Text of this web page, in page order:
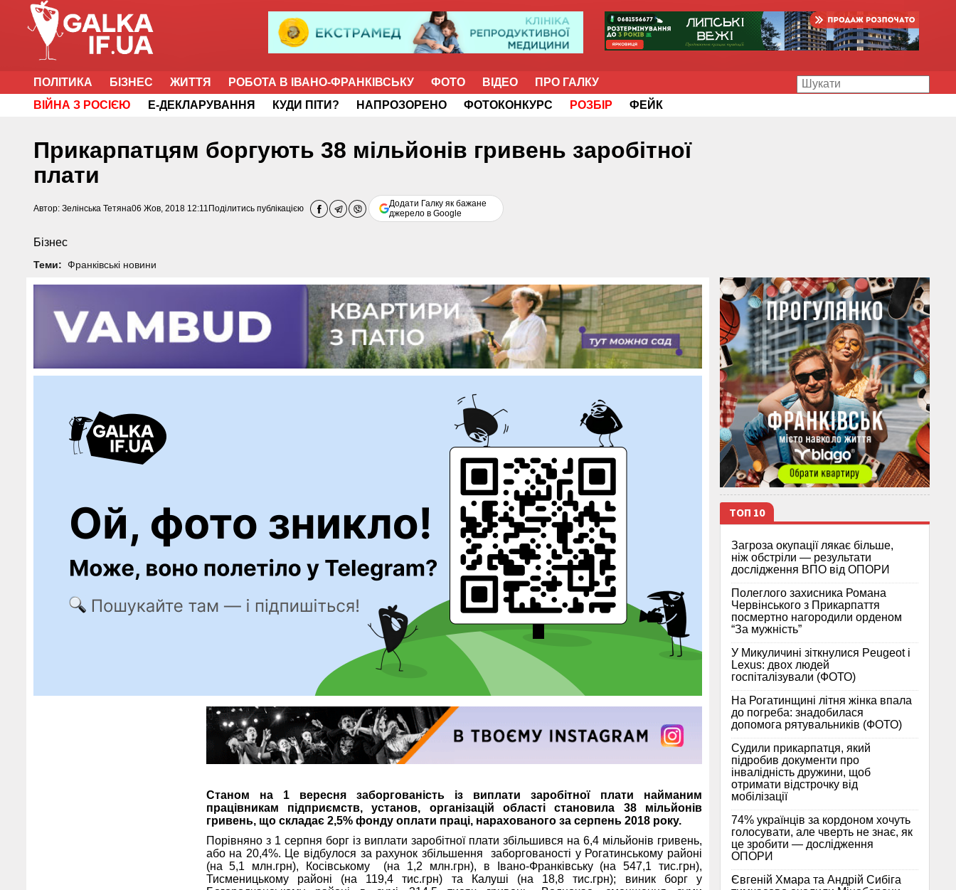
ПОЛІТИКА БІЗНЕС ЖИТТЯ РОБОТА В ІВАНО-ФРАНКІВСЬКУ ФОТО ВІДЕО
ПРО ГАЛКУ
ВІЙНА З РОСІЄЮ
Е-ДЕКЛАРУВАННЯ КУДИ ПІТИ? НАПРОЗОРЕНО ФОТОКОНКУРС РОЗБІР ФЕЙК
Прикарпатцям боргують 38 мільйонів гривень заробітної
плати
Автор: Зелінська Тетяна06 Жов, 2018 12:11 Поділитись публікацією
Додати Галку як бажане
джерело в Google
Бізнес
Теми: Франківські новини
Станом на 1 вересня заборгованість із виплати заробітної плати найманим
працівникам підприємств, установ, організацій області становила 38 мільйонів
гривень, що складає 2,5% фонду оплати праці, нарахованого за серпень 2018 року.
Порівняно з 1 серпня борг із виплати заробітної плати збільшився на 6,4 мільйонів гривень,
або на 20,4%. Це відбулося за рахунок збільшення заборгованості у Рогатинському районі
(на 5,1 млн.грн), Косівському (на 1,2 млн.грн), в Івано-Франківську (на 547,1 тис.грн),
Тисменицькому районі (на 119,4 тис.грн) та Калуші (на 18,8 тис.грн); виник борг у
ТОП 10
Загроза окупації лякає більше,
ніж обстріли — результати
дослідження ВПО від ОПОРИ
Полеглого захисника Романа
Червінського з Прикарпаття
посмертно нагородили орденом
“За мужність”
У Микуличині зіткнулися Peugeot і
Lexus: двох людей
госпіталізували (ФОТО)
На Рогатинщині літня жінка впала
до погреба: знадобилася
допомога рятувальників (ФОТО)
Судили прикарпатця, який
підробив документи про
інвалідність дружини, щоб
отримати відстрочку від
мобілізації
74% українців за кордоном хочуть
голосувати, але чверть не знає, як
це зробити — дослідження
ОПОРИ
Євгеній Хмара та Андрій Сибіга